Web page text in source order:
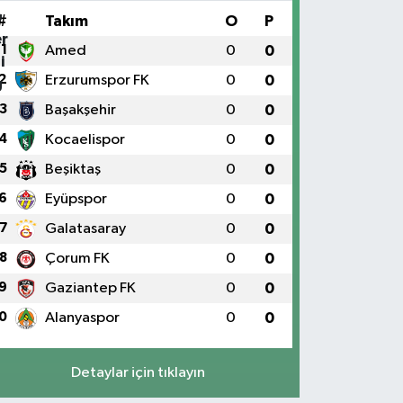
Takım O P
1 Amed 0 0
Erzurumspor FK 0 0
3 Başakşehir 0 0
Kocaelispor 0 0
5 Beşiktaş 0 0
Eyüpspor 0 0
7 Galatasaray 0 0
8 Çorum FK 0 0
Gaziantep FK 0 0
Alanyaspor 0 0
Detaylar için tıklayın